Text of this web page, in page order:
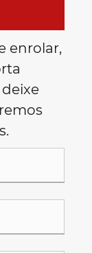
enrolar,